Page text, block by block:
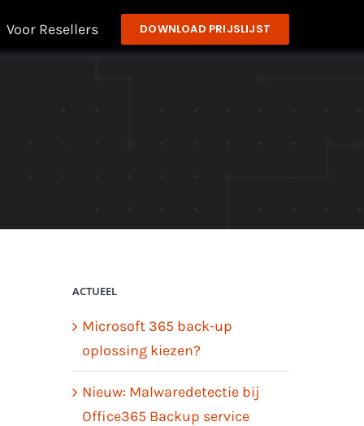
Voor Resellers DOWNLOAD PRIJSLIJST
ACTUEEL
Microsoft 365 back-up
oplossing kiezen?
Nieuw: Malwaredetectie bij
Office365 Backup service